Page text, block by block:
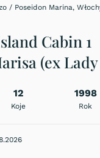
/ Poseidon Marina,
Cabin 1
(ex Lady
12
Koje
1998
Rok